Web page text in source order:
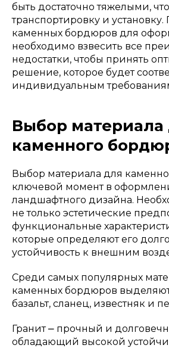
быть достаточно тяжелыми,
транспортировку и
каменных бордюров для
необходимо взвесить все
недостатки, чтобы принять
решение, которое будет
индивидуальным
Выбор материала
каменного
Выбор материала для
ключевой момент в
ландшафтного дизайна.
не только эстетические
функциональные
которые определяют его
устойчивость к внешним
Среди самых популярных
каменных бордюров
базальт, сланец, известняк и
Гранит ⎼ прочный и
обладающий высокой